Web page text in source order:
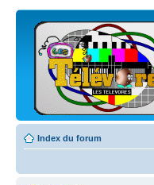
Index du forum